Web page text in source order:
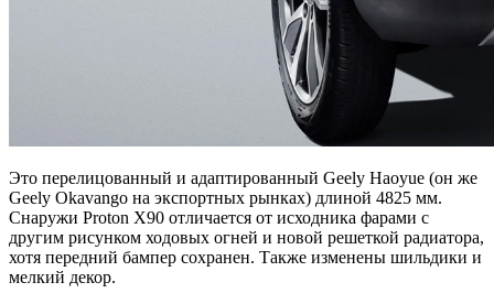
Это перелицованный и адаптированный Geely Haoyue (он же
Geely Okavango на экспортных рынках) длиной 4825 мм.
Снаружи Proton X90 отличается от исходника фарами c
другим рисунком ходовых огней и новой решеткой радиатора,
хотя передний бампер сохранен. Также изменены шильдики и
мелкий декор.